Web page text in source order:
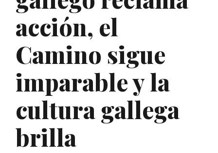
acción, el
Camino sigue
imparable y la
cultura gallega
brilla